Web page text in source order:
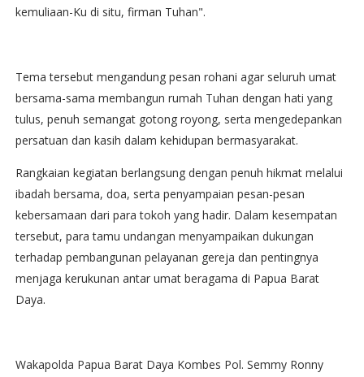
kemuliaan-Ku di situ, firman Tuhan".
Tema tersebut mengandung pesan rohani agar seluruh umat
bersama-sama membangun rumah Tuhan dengan hati yang
tulus, penuh semangat gotong royong, serta mengedepankan
persatuan dan kasih dalam kehidupan bermasyarakat.
Rangkaian kegiatan berlangsung dengan penuh hikmat melalui
ibadah bersama, doa, serta penyampaian pesan-pesan
kebersamaan dari para tokoh yang hadir. Dalam kesempatan
tersebut, para tamu undangan menyampaikan dukungan
terhadap pembangunan pelayanan gereja dan pentingnya
menjaga kerukunan antar umat beragama di Papua Barat
Daya.
Wakapolda Papua Barat Daya Kombes Pol. Semmy Ronny